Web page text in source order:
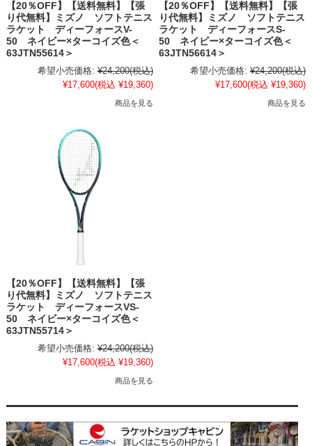
【20％OFF】【送料無料】【張
り代無料】ミズノ ソフトテニス
ラケット ディーフォースV-
50 ネイビー×ターコイズ色＜
63JTN55614＞
希望小売価格: ¥24,200(税込)
¥17,600(税込 ¥19,360)
商品を見る
【20％OFF】【送料無料】【張
り代無料】ミズノ ソフトテニス
ラケット ディーフォースS-
50 ネイビー×ターコイズ色＜
63JTN56614＞
希望小売価格: ¥24,200(税込)
¥17,600(税込 ¥19,360)
商品を見る
【20％OFF】【送料無料】【張
り代無料】ミズノ ソフトテニス
ラケット ディーフォースVS-
50 ネイビー×ターコイズ色＜
63JTN55714＞
希望小売価格: ¥24,200(税込)
¥17,600(税込 ¥19,360)
商品を見る